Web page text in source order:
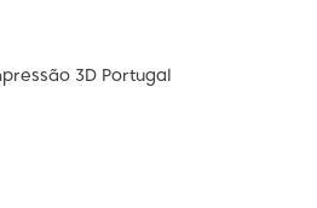
3D Portugal